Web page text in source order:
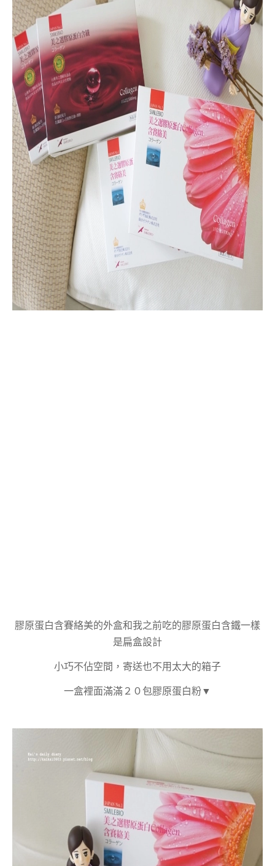
膠原蛋白含賽絡美的外盒和我之前吃的膠原蛋白含鐵一樣
是扁盒設計
小巧不佔空間，寄送也不用太大的箱子
一盒裡面滿滿２０包膠原蛋白粉▼